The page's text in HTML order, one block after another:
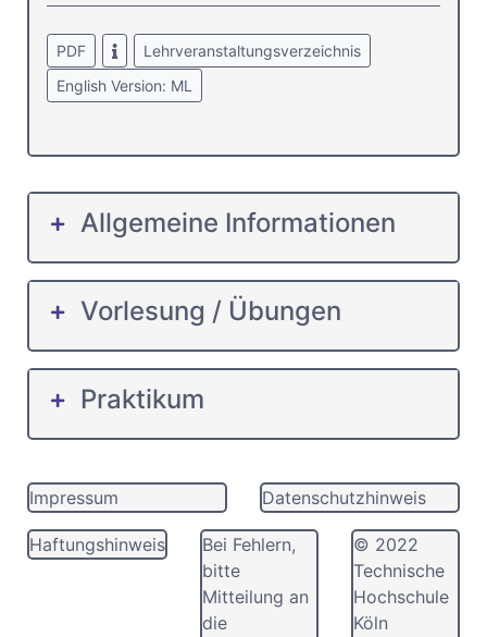
PDF
Lehrveranstaltungsverzeichnis
English Version: ML
Allgemeine Informationen
Vorlesung / Übungen
Praktikum
Impressum Datenschutzhinweis
Haftungshinweis
Bei Fehlern,
bitte
Mitteilung an
die
© 2022
Technische
Hochschule
Köln